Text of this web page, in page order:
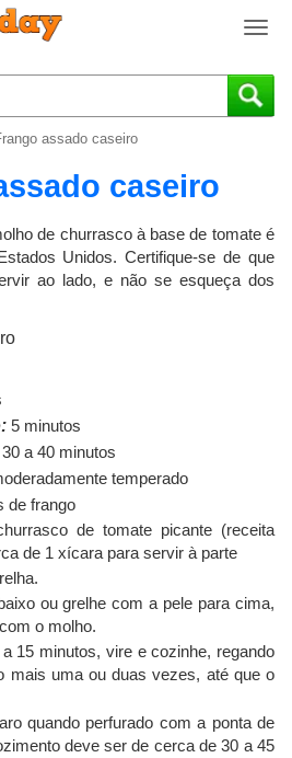
T
g
g
g
assado caseiro
caseiro
de churrasco à base de tomate é
Unidos. Certifique-se de que
ao lado, e não se esqueça dos
5 minutos
30 a 40 minutos
temperado
de frango
de tomate picante (receita
de 1 xícara para servir à parte
ou grelhe com a pele para cima,
o molho.
15 minutos, vire e cozinhe, regando
mais uma ou duas vezes, até que o
quando perfurado com a ponta de
deve ser de cerca de 30 a 45